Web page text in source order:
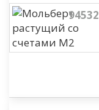
94532